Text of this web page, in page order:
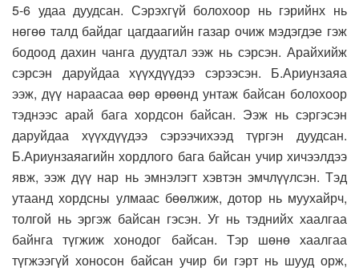
5-6 удаа дуудсан. Сэрэхгүй болохоор нь гэрийнх нь
нөгөө талд байдаг цагдаагийн газар очиж мэдэгдэе гэж
бодоод дахин чанга дуудтал ээж нь сэрсэн. Арайхийж
сэрсэн даруйдаа хүүхдүүдээ сэрээсэн. Б.Ариунзаяа
ээж, дүү нараасаа өөр өрөөнд унтаж байсан болохоор
тэднээс арай бага хордсон байсан. Ээж нь сэргэсэн
даруйдаа хүүхдүүдээ сэрээчихээд түргэн дуудсан.
Б.Ариунзаяагийн хордлого бага байсан учир хичээлдээ
явж, ээж дүү нар нь эмнэлэгт хэвтэн эмчлүүлсэн. Тэд
утаанд хордсны улмаас бөөлжиж, дотор нь муухайрч,
толгой нь эргэж байсан гэсэн. Уг нь тэднийх хаалгаа
байнга түгжиж хонодог байсан. Тэр шөнө хаалгаа
түгжээгүй хоносон байсан учир би гэрт нь шууд орж,